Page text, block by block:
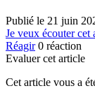
Publié le 21 juin
Je veux écouter cet
Réagir 0 réaction
Evaluer cet article
Cet article vous a